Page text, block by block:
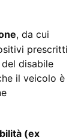
, da cui
prescritti
disabile
il veicolo è
(ex